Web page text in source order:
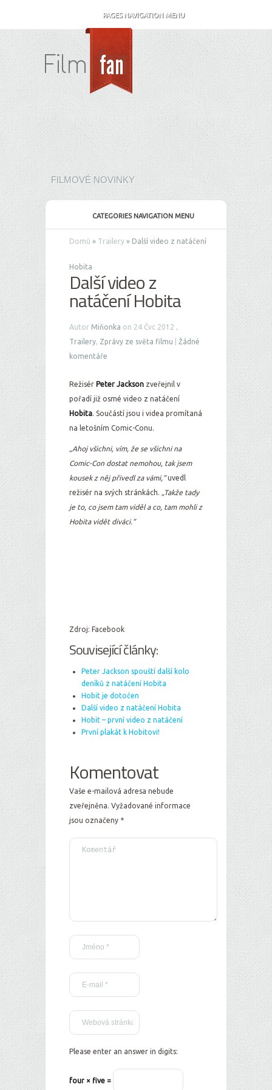
PAGES NAVIGATION MENU
FILMOVÉ NOVINKY
CATEGORIES NAVIGATION MENU
Domů » Trailery » Další video z natáčení
Hobita
Další video z
natáčení Hobita
Autor Miňonka on 24 Čvc 2012 ,
Trailery, Zprávy ze světa filmu
Žádné
komentáře
Režisér Peter Jackson zveřejnil v
pořadí již osmé video z natáčení
Hobita. Součástí jsou i videa promítaná
na letošním Comic-Conu.
„Ahoj všichni, vím, že se všichni na
Comic-Con dostat nemohou, tak jsem
kousek z něj přivedl za vámi,“uvedl
režisér na svých stránkách. „Takže tady
je to, co jsem tam viděl a co, tam mohli z
Hobita vidět diváci.“
Zdroj: Facebook
Související články:
Peter Jackson spouští další kolo
deníků z natáčení Hobita
Hobit je dotočen
Další video z natáčení Hobita
Hobit – první video z natáčení
První plakát k Hobitovi!
Komentovat
Vaše e-mailová adresa nebude
zveřejněna. Vyžadované informace
jsou označeny *
Please enter an answer in digits:
four × five =